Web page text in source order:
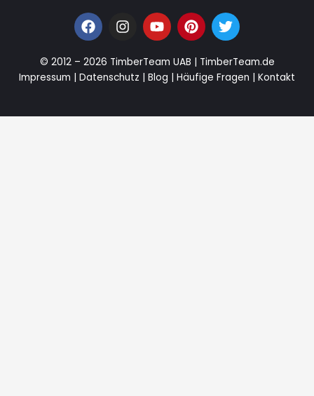
F
a
c
e
b
k
I
n
t
a
a
Y
o
u
t
u
b
P
i
n
t
e
s
T
w
i
t
t
e
© 2012 – 2026 TimberTeam UAB | TimberTeam.de
Impressum | Datenschutz | Blog | Häufige Fragen | Kontakt